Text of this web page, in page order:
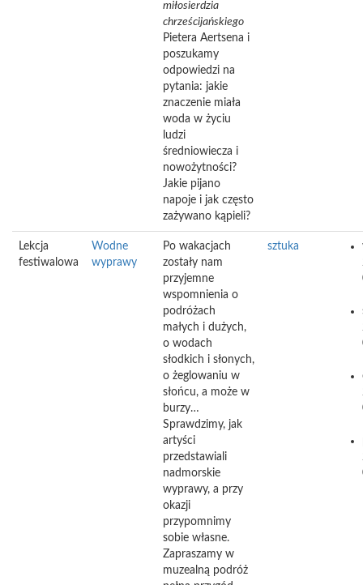
miłosierdzia
chrześcijańskiego
Pietera Aertsena i
poszukamy
odpowiedzi na
pytania: jakie
znaczenie miała
woda w życiu
ludzi
średniowiecza i
nowożytności?
Jakie pijano
napoje i jak często
zażywano kąpieli?
Lekcja
festiwalowa
Wodne
wyprawy
Po wakacjach
zostały nam
przyjemne
wspomnienia o
podróżach
małych i dużych,
o wodach
słodkich i słonych,
o żeglowaniu w
słońcu, a może w
burzy…
Sprawdzimy, jak
artyści
przedstawiali
nadmorskie
wyprawy, a przy
okazji
przypomnimy
sobie własne.
Zapraszamy w
muzealną podróż
sztuka